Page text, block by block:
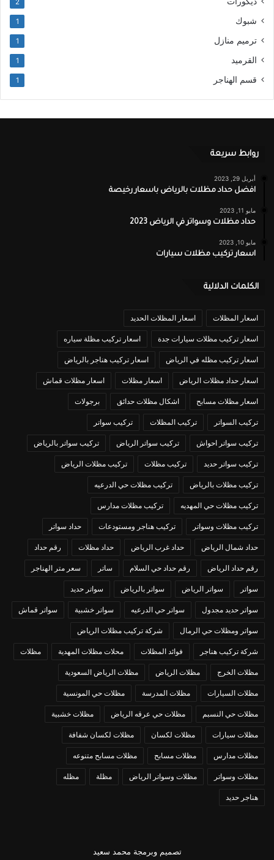
شبوك 1
ترميم منازل 1
القرميد 1
قسم الهناجر 1
روابط سريعة
أبريل 29, 2023
افضل حداد مظلات بالرياض باسعار رخيصة
مايو 11, 2023
حداد مظلات وسواتر في الرياض 2023
مايو 10, 2023
اسعار تركيب مظلات سيارات
الكلمات الدلالية
اسعار المظلات اسعار المظلات الحديد
اسعار تركيب مظلات سيارات جدة اسعار تركيب مظلة سياره
اسعار تركيب مظله في الرياض اسعار تركيب هناجر بالرياض
اسعار حداد مظلات الرياض اسعار مظلات اسعار مظلات قماش
اسعار مظلات مسابح اشكال مظلات حدائق برجولات
تركيب السواتر تركيب المظلات تركيب سواتر
تركيب سواتر احواش تركيب سواتر الرياض تركيب سواتر بالرياض
تركيب سواتر حديد تركيب مظلات تركيب مظلات الرياض
تركيب مظلات بالرياض تركيب مظلات حي الدرعيه
تركيب مظلات حي المهديه تركيب مظلات مدارس
تركيب مظلات وسواتر تركيب هناجر ومستودعات حداد سواتر
حداد شمال الرياض حداد غرب الرياض حداد مظلات رقم حداد
رقم حداد الرياض رقم حداد حي السلام ساتر سعر متر الهناجر
سواتر سواتر الرياض سواتر بالرياض سواتر حديد
سواتر حديد مجدول سواتر حي الدرعيه سواتر خشبية سواتر قماش
سواتر ومظلات حي الرمال شركة تركيب مظلات الرياض
شركة تركيب هناجر فوائد المظلات محلات مظلات المهدية مظلات
مظلات الخرج مظلات الرياض مظلات الرياض السعودية
مظلات السيارات مظلات المدرسة مظلات حي المونسية
مظلات حي النسبم مظلات حي عرقه الرياض مظلات خشبية
مظلات سيارات مظلات لكسان مظلات لكسان شفافة
مظلات مدارس مظلات مسابح مظلات مسابح متنوعه
مظلات وسواتر مظلات وسواتر الرياض مظلة مظله
هناجر حديد
تصميم وبرمجة محمد سعيد